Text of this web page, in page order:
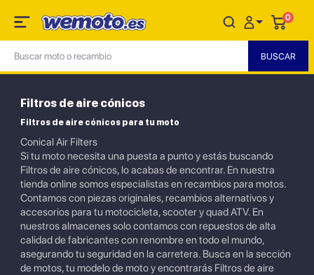
0
Filtros de aire cónicos
Filtros de aire cónicos para tu moto
Conical Air Filters
Si tu moto necesita una puesta a punto y estás buscando
Filtros de aire cónicos, lo acabas de encontrar. En nuestra
tienda online somos especialistas en recambios para motos.
Contamos con piezas originales, recambios alternativos y
accesorios para tu motocicleta, scooter y quad ATV. En
nuestros almacenes solo contamos con repuestos de alta
calidad de fabricantes con renombre en todo el mundo,
asegurando tu seguridad en la carretera. Busca en la sección
de motos, tu modelo de moto y encontrarás Filtros de aire